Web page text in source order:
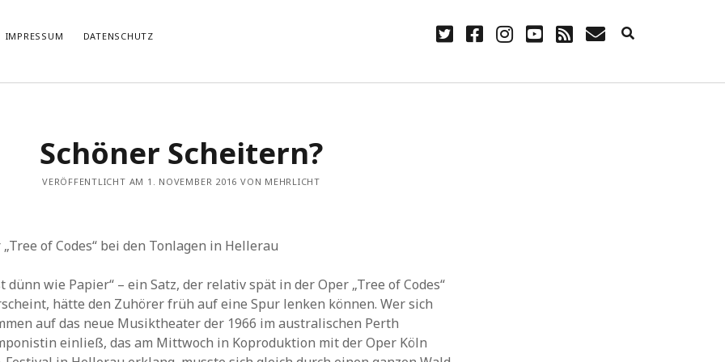
IMPRESSUM DATENSCHUTZ twitterfacebook
instagram
youtube
rss E-
zuRostropowitsch
im Musikverein?
zuAlle Hände voll zu tun
DEI FUNK WuK(2)
Dresden (110)
Features (89)
nuits sans nuit(122)
Südtirol(2)
Unkategorisiert (8)
Weblog (711)
Wien
(45)
Schöner Scheitern?
VERÖFFENTLICHT AM 1. NOVEMBER 2016 VON MEHRLICHT
of Codes“ bei den Tonlagen in Hellerau
dünn wie Papier“ – ein Satz, der relativ spät in der Oper „Tree of Codes“
hätte den Zuhörer früh auf eine Spur lenken können. Wer sich
auf das neue Musiktheater der 1966 im australischen Perth
einließ, das am Mittwoch in Koproduktion mit der Oper Köln